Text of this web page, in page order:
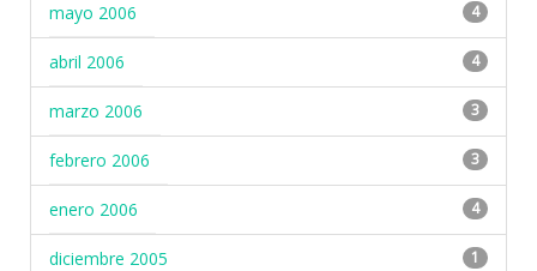
mayo 2006 4
abril 2006 4
marzo 2006 3
febrero 2006 3
enero 2006 4
diciembre 2005 1